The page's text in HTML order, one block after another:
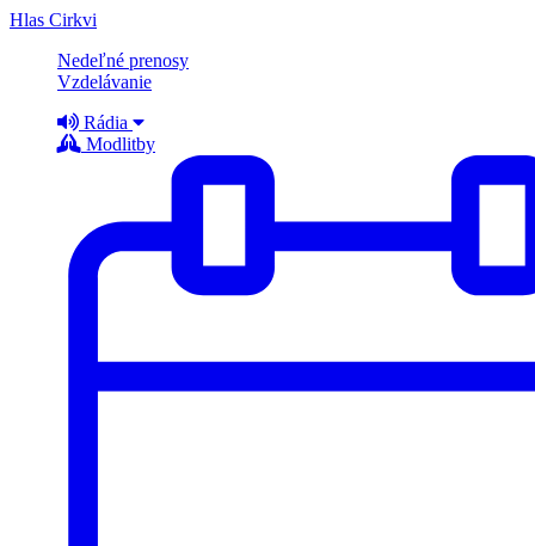
Hlas Cirkvi
Nedeľné prenosy
Vzdelávanie
Rádia
Modlitby